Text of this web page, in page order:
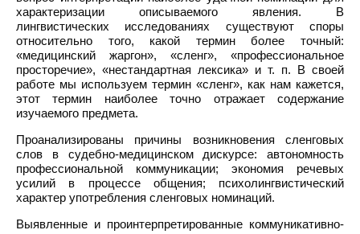
характеризации описываемого явления. В
лингвистических исследованиях существуют споры
относительно того, какой термин более точный:
«медицинский жаргон», «сленг», «профессиональное
просторечие», «нестандартная лексика» и т. п. В своей
работе мы используем термин «сленг», как нам кажется,
этот термин наиболее точно отражает содержание
изучаемого предмета.
Проанализированы причины возникновения сленговых
слов в судебно-медицинском дискурсе: автономность
профессиональной коммуникации; экономия речевых
усилий в процессе общения; психолингвистический
характер употребления сленговых номинаций.
Выявленные и проинтерпретированные коммуникативно-